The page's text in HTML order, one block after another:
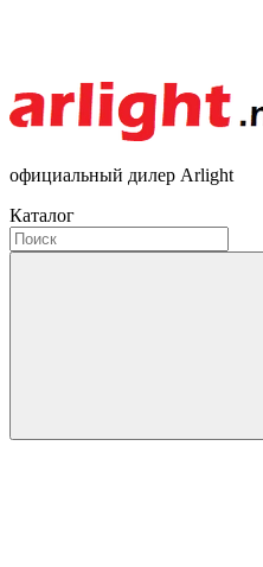
официальный дилер Arlight
Каталог